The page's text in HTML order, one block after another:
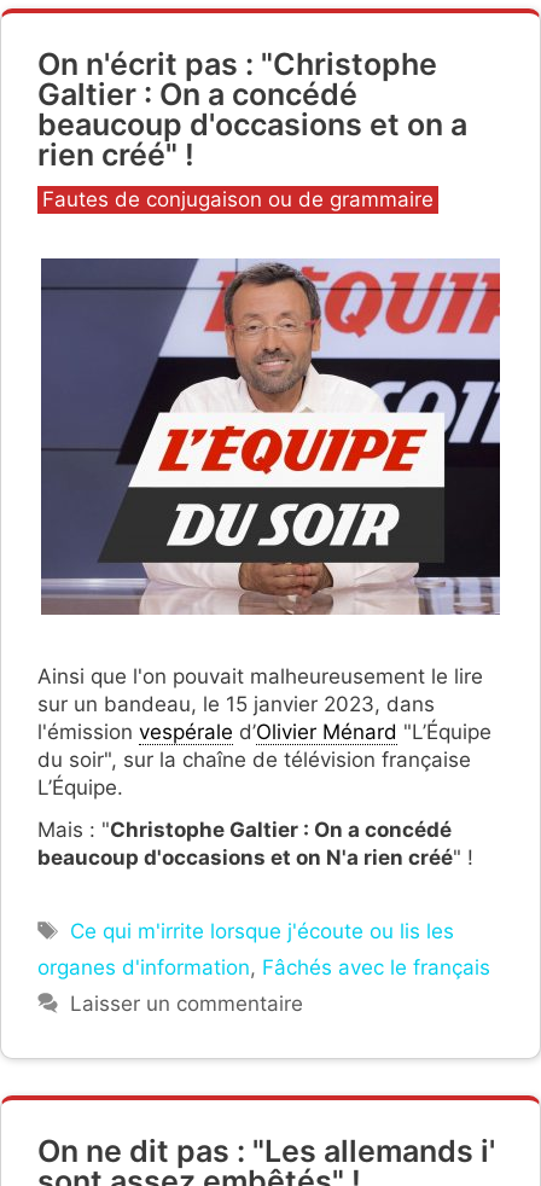
On n'écrit pas : "Christophe
Galtier : On a concédé
beaucoup d'occasions et on a
rien créé" !
Catégories
Fautes de conjugaison ou de grammaire
Ainsi que l'on pouvait malheureusement le lire
sur un bandeau, le 15 janvier 2023, dans
l'émission vespérale d’Olivier Ménard "L’Équipe
du soir", sur la chaîne de télévision française
L’Équipe.
Mais : "Christophe Galtier : On a concédé
beaucoup d'occasions et on N'a rien créé" !
Étiquettes
Ce qui m'irrite lorsque j'écoute ou lis les
organes d'information, Fâchés avec le français
Laisser un commentaire
On ne dit pas : "Les allemands i'